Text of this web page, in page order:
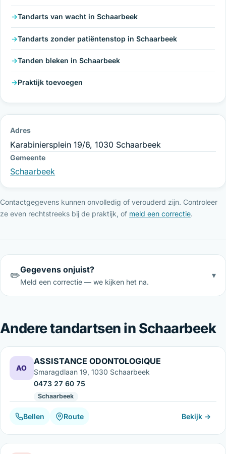
Tandarts van wacht in Schaarbeek
Tandarts zonder patiëntenstop in Schaarbeek
Tanden bleken in Schaarbeek
Praktijk toevoegen
Adres
Karabiniersplein 19/6, 1030 Schaarbeek
Gemeente
Schaarbeek
Contactgegevens kunnen onvolledig of verouderd zijn. Controleer
ze even rechtstreeks bij de praktijk, of meld een correctie.
✏️Gegevens onjuist?
Meld een correctie — we kijken het na.
▾
Andere tandartsen in Schaarbeek
AO
ASSISTANCE ODONTOLOGIQUE
Smaragdlaan 19, 1030 Schaarbeek
0473 27 60 75
Schaarbeek
Bellen Route Bekijk →